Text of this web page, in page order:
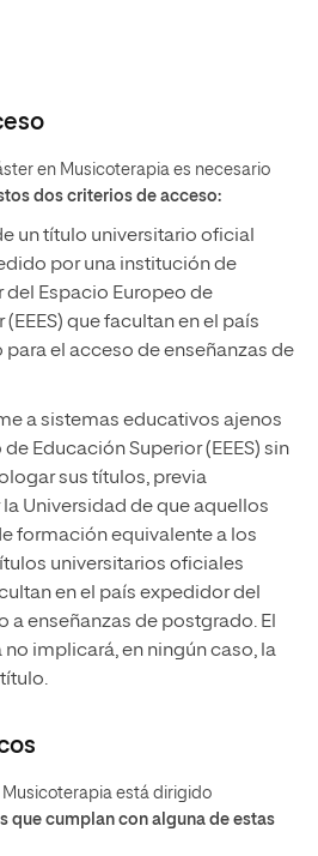
en Musicoterapia es necesario
dos criterios de acceso:
un título universitario oficial
por una institución de
Espacio Europeo de
que facultan en el país
el acceso de enseñanzas de
a sistemas educativos ajenos
Educación Superior (EEES) sin
sus títulos, previa
Universidad de que aquellos
formación equivalente a los
universitarios oficiales
en el país expedidor del
a enseñanzas de postgrado. El
implicará, en ningún caso, la
Musicoterapia está dirigido
que cumplan con alguna de estas